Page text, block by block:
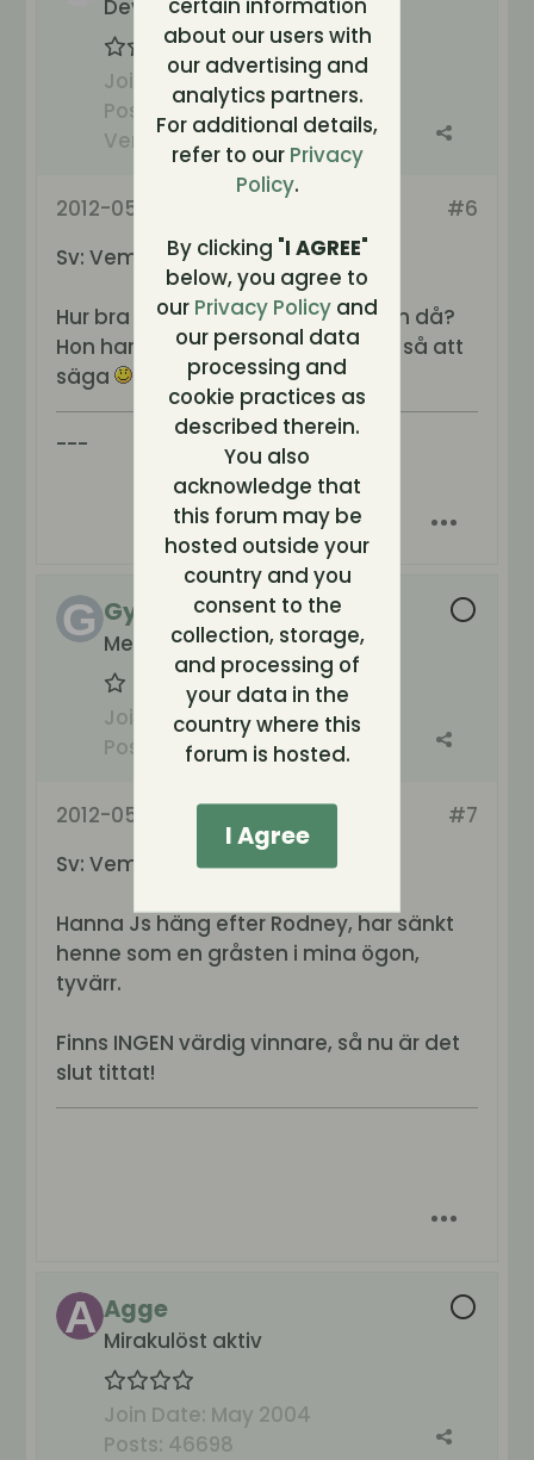
Developer Devil
Join Date: Oct 2003
Posts: 22268
Verification:🏛️ Owner
#6
2012-05-13, 19:51
Sv: Vem ska ta hem BB???
Hur bra ligger Hanna till egentligen då?
Hon har ju varit högröstad ett tag så att
säga
---
Gynning
Medlem
Join Date: Dec 2010
Posts:
59
#7
2012-05-14, 10:01
Sv: Vem ska ta hem BB???
Hanna Js häng efter Rodney, har sänkt
henne som en gråsten i mina ögon,
tyvärr.
Finns INGEN värdig vinnare, så nu är det
slut tittat!
Agge
Mirakulöst aktiv
Join Date: May 2004
Posts: 46698
certain information
about our users with
our advertising and
analytics partners.
For additional details,
refer to our Privacy
Policy.
By clicking "I AGREE"
below, you agree to
our Privacy Policy and
our personal data
processing and
cookie practices as
described therein.
You also
acknowledge that
this forum may be
hosted outside your
country and you
consent to the
collection, storage,
and processing of
your data in the
country where this
forum is hosted.
I Agree